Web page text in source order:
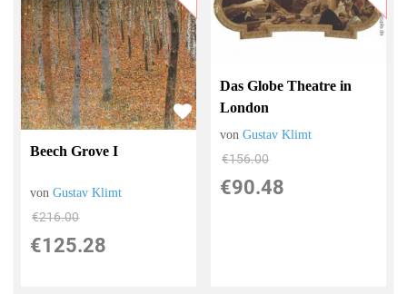
Beech Grove I
vonGustav Klimt
€216.00
€125.28
Das Globe Theatre in
London
vonGustav Klimt
€156.00
€90.48